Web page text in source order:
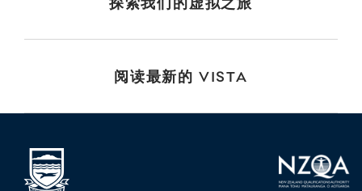
阅读最新的 VISTA